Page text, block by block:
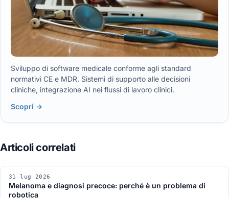
Sviluppo di software medicale conforme agli standard
normativi CE e MDR. Sistemi di supporto alle decisioni
cliniche, integrazione AI nei flussi di lavoro clinici.
Scopri →
31 lug 2026
Melanoma e diagnosi precoce: perché è un problema di
robotica